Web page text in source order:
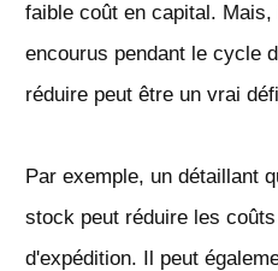
faible coût en capital.
encourus pendant le cycle
réduire peut être un vrai
Par exemple, un détaillant
stock peut réduire les
d'expédition. Il peut